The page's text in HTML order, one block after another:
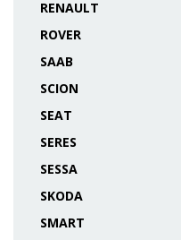
RENAULT
ROVER
SAAB
SCION
SEAT
SERES
SESSA
SKODA
SMART